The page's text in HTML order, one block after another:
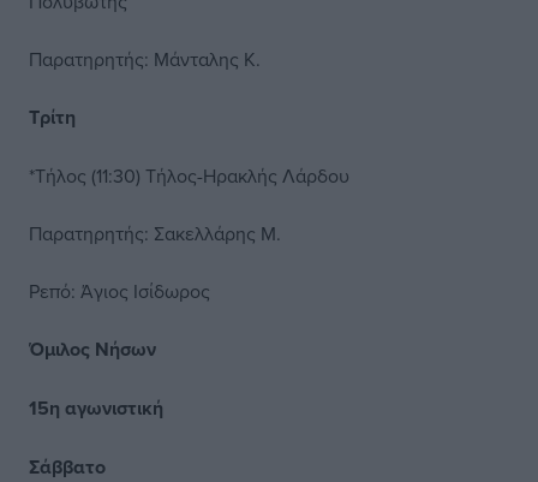
Παρατηρητής: Μάνταλης Κ.
Τρίτη
*Τήλος (11:30) Τήλος-Ηρακλής Λάρδου
Παρατηρητής: Σακελλάρης Μ.
Ρεπό: Άγιος Ισίδωρος
Όμιλος Νήσων
15η αγωνιστική
Σάββατο